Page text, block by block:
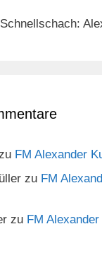
FM Alexander
zu FM
zu FM